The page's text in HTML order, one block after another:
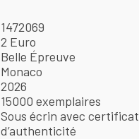
1472069
2 Euro
Belle Épreuve
Monaco
2026
15000 exemplaires
Sous écrin avec certificat
d’authenticité